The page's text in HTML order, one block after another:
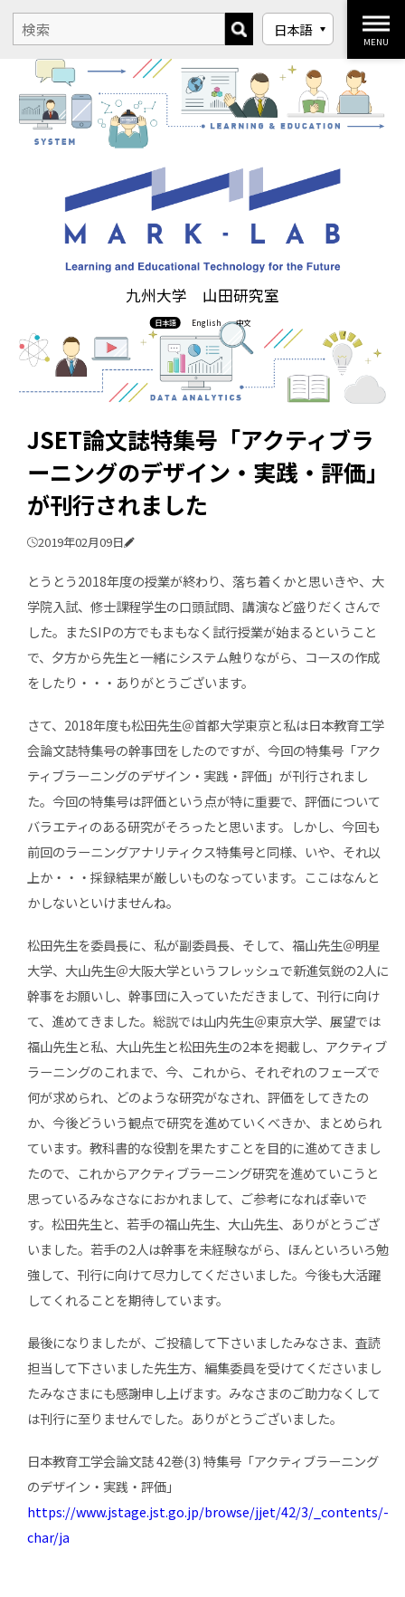
九州大学 山田研究室
日本語 English 中文
MENU
JSET論文誌特集号「アクティブラ
ーニングのデザイン・実践・評価」
が刊行されました
2019年02月09日
とうとう2018年度の授業が終わり、落ち着くかと思いきや、大
学院入試、修士課程学生の口頭試問、講演など盛りだくさんで
した。またSIPの方でもまもなく試行授業が始まるということ
で、夕方から先生と一緒にシステム触りながら、コースの作成
をしたり・・・ありがとうございます。
さて、2018年度も松田先生＠首都大学東京と私は日本教育工学
会論文誌特集号の幹事団をしたのですが、今回の特集号「アク
ティブラーニングのデザイン・実践・評価」が刊行されまし
た。今回の特集号は評価という点が特に重要で、評価について
バラエティのある研究がそろったと思います。しかし、今回も
前回のラーニングアナリティクス特集号と同様、いや、それ以
上か・・・採録結果が厳しいものなっています。ここはなんと
かしないといけませんね。
松田先生を委員長に、私が副委員長、そして、福山先生＠明星
大学、大山先生＠大阪大学というフレッシュで新進気鋭の2人に
幹事をお願いし、幹事団に入っていただきまして、刊行に向け
て、進めてきました。総説では山内先生＠東京大学、展望では
福山先生と私、大山先生と松田先生の2本を掲載し、アクティブ
ラーニングのこれまで、今、これから、それぞれのフェーズで
何が求められ、どのような研究がなされ、評価をしてきたの
か、今後どういう観点で研究を進めていくべきか、まとめられ
ています。教科書的な役割を果たすことを目的に進めてきまし
たので、これからアクティブラーニング研究を進めていこうと
思っているみなさなにおかれまして、ご参考になれば幸いで
す。松田先生と、若手の福山先生、大山先生、ありがとうござ
いました。若手の2人は幹事を未経験ながら、ほんといろいろ勉
強して、刊行に向けて尽力してくださいました。今後も大活躍
してくれることを期待しています。
最後になりましたが、ご投稿して下さいましたみなさま、査読
担当して下さいました先生方、編集委員を受けてくださいまし
たみなさまにも感謝申し上げます。みなさまのご助力なくして
は刊行に至りませんでした。ありがとうございました。
日本教育工学会論文誌 42巻(3) 特集号「アクティブラーニング
のデザイン・実践・評価」
https://www.jstage.jst.go.jp/browse/jjet/42/3/_contents/-
char/ja